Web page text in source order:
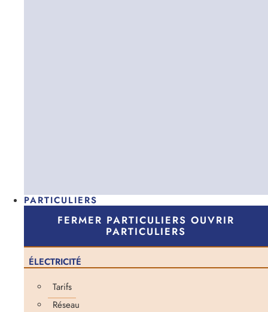
PARTICULIERS
FERMER PARTICULIERS OUVRIR
PARTICULIERS
ÉLECTRICITÉ
Tarifs
Réseau